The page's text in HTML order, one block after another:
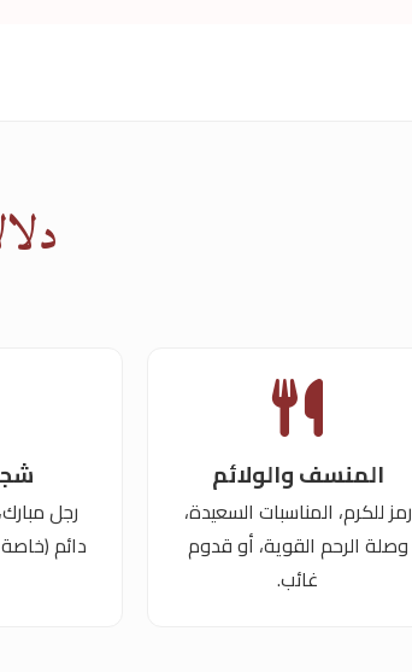
المنسف والولائم
رمز للكرم، المناسبات السعيدة،
وصلة الرحم القوية، أو قدوم
غائب.
رجل
دائم